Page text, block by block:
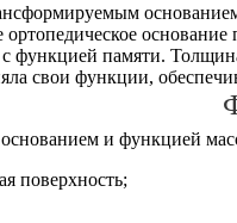
функцией памяти.
свои функции,
поверхность;